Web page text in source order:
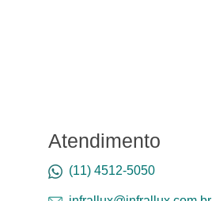
Atendimento
(11) 4512-5050